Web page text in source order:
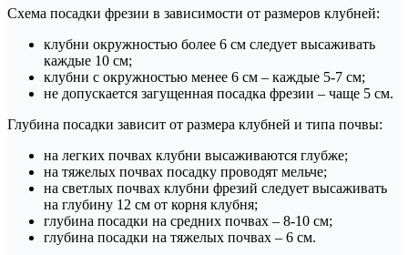
Схема посадки фрезии в зависимости от размеров клубней:
клубни окружностью более 6 см следует высаживать
каждые 10 см;
клубни с окружностью менее 6 см – каждые 5-7 см;
не допускается загущенная посадка фрезии – чаще 5 см.
Глубина посадки зависит от размера клубней и типа почвы:
на легких почвах клубни высаживаются глубже;
на тяжелых почвах посадку проводят мельче;
на светлых почвах клубни фрезий следует высаживать
на глубину 12 см от корня клубня;
глубина посадки на средних почвах – 8-10 см;
глубина посадки на тяжелых почвах – 6 см.